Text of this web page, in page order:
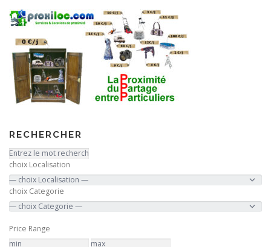
RECHERCHER
choix Localisation
choix Categorie
Price Range